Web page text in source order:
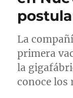
s
La
primera
la
conoce los